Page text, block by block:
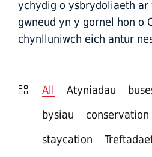
ychydig o ysbrydoliaeth ar
gwneud yn y gornel hon o
chynlluniwch eich antur
All Atyniadau
bysiau
conservation
staycation